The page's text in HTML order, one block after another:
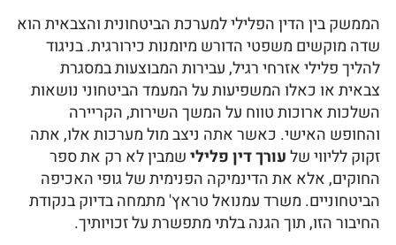
הממשק בין הדין הפלילי למערכת הביטחונית והצבאית הוא
שדה מוקשים משפטי הדורש מיומנות כירורגית. בניגוד
להליך פלילי אזרחי רגיל, עבירות המבוצעות במסגרת
צבאית או כאלו המשפיעות על המעמד הביטחוני נושאות
השלכות ארוכות טווח על המשך השירות, הקריירה
והחופש האישי. כאשר אתה ניצב מול מערכות אלו, אתה
זקוק לליווי שלעורך דין פלילישמבין לא רק את ספר
החוקים, אלא את הדינמיקה הפנימית של גופי האכיפה
הביטחוניים. משרד עמנואל טראץ' מתמחה בדיוק בנקודת
החיבור הזו, תוך הגנה בלתי מתפשרת על זכויותיך.